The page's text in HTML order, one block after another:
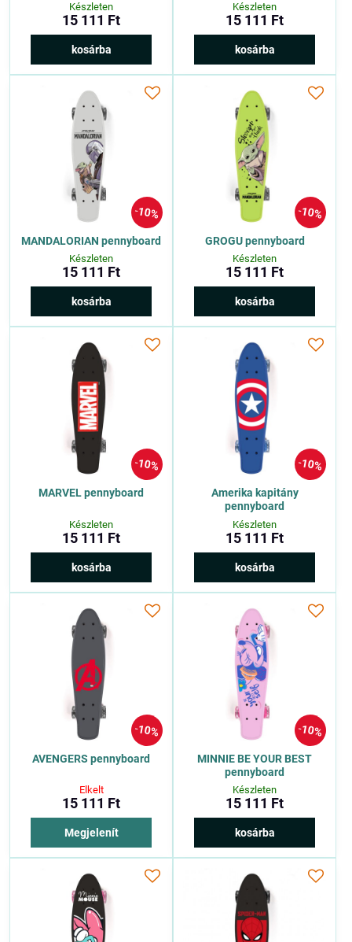
Készleten
15 111 Ft
kosárba
Készleten
15 111 Ft
kosárba
10%
MANDALORIAN pennyboard
Készleten
15 111 Ft
kosárba
10%
GROGU pennyboard
Készleten
15 111 Ft
kosárba
10%
MARVEL pennyboard
Készleten
15 111 Ft
kosárba
10%
Amerika kapitány
pennyboard
Készleten
15 111 Ft
kosárba
10%
AVENGERS pennyboard
Elkelt
15 111 Ft
Megjelenít
10%
MINNIE BE YOUR BEST
pennyboard
Készleten
15 111 Ft
kosárba